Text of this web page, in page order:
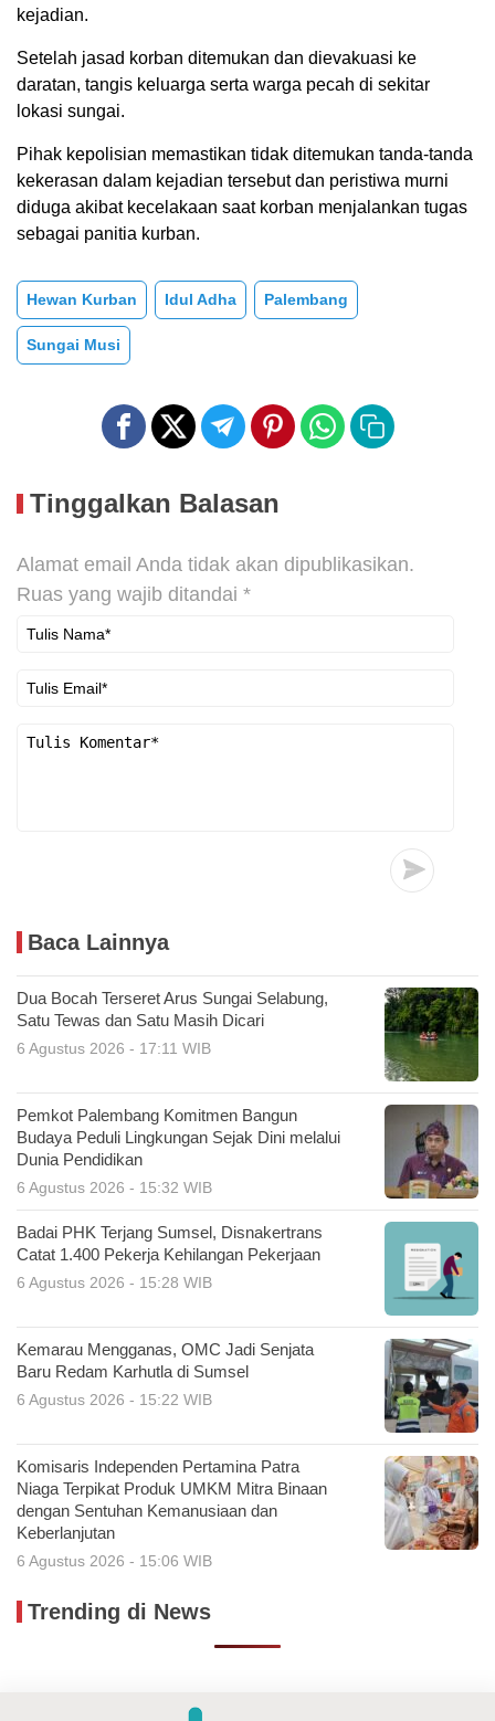
kejadian.
Setelah jasad korban ditemukan dan dievakuasi ke
daratan, tangis keluarga serta warga pecah di sekitar
lokasi sungai.
Pihak kepolisian memastikan tidak ditemukan tanda-tanda
kekerasan dalam kejadian tersebut dan peristiwa murni
diduga akibat kecelakaan saat korban menjalankan tugas
sebagai panitia kurban.
Hewan Kurban Idul Adha Palembang
Sungai Musi
Tinggalkan Balasan
Alamat email Anda tidak akan dipublikasikan.
Ruas yang wajib ditandai *
Baca Lainnya
Dua Bocah Terseret Arus Sungai Selabung,
Satu Tewas dan Satu Masih Dicari
6 Agustus 2026 - 17:11 WIB
Pemkot Palembang Komitmen Bangun
Budaya Peduli Lingkungan Sejak Dini melalui
Dunia Pendidikan
6 Agustus 2026 - 15:32 WIB
Badai PHK Terjang Sumsel, Disnakertrans
Catat 1.400 Pekerja Kehilangan Pekerjaan
6 Agustus 2026 - 15:28 WIB
Kemarau Mengganas, OMC Jadi Senjata
Baru Redam Karhutla di Sumsel
6 Agustus 2026 - 15:22 WIB
Komisaris Independen Pertamina Patra
Niaga Terpikat Produk UMKM Mitra Binaan
dengan Sentuhan Kemanusiaan dan
Keberlanjutan
6 Agustus 2026 - 15:06 WIB
Trending di News